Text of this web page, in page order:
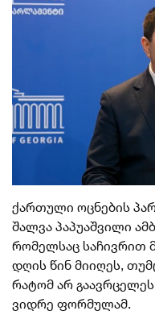
ქართული ოცნების
შალვა პაპუაშვილი
რომელსაც საჩივრით
დღის წინ მიიღეს,
რატომ არ
ვიდრე ფორმულამ.